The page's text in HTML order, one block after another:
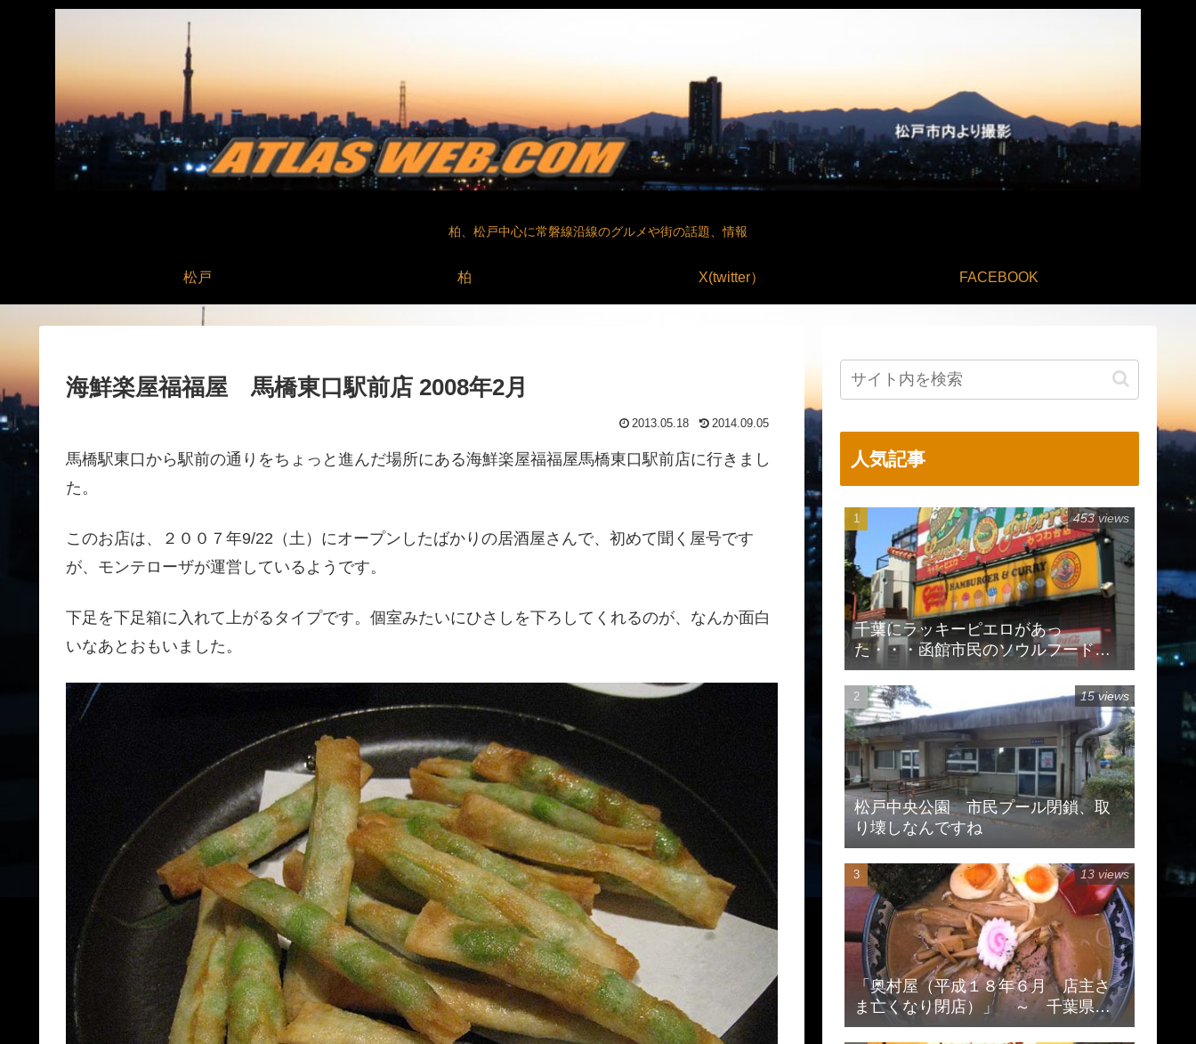
柏、松戸中心に常磐線沿線のグルメや街の話題、情報
松戸 柏 X(twitter） FACEBOOK
海鮮楽屋福福屋 馬橋東口駅前店 2008年2月
2013.05.18 2014.09.05
馬橋駅東口から駅前の通りをちょっと進んだ場所にある海鮮楽屋福福屋馬橋東口駅前店に行きまし
た。
このお店は、２００７年9/22（土）にオープンしたばかりの居酒屋さんで、初めて聞く屋号です
が、モンテローザが運営しているようです。
下足を下足箱に入れて上がるタイプです。個室みたいにひさしを下ろしてくれるのが、なんか面白
いなあとおもいました。
人気記事
千葉にラッキーピエロがあっ
た・・・函館市民のソウルフードで
有名
453 views
松戸中央公園 市民プール閉鎖、取
り壊しなんですね
15 views
「奥村屋（平成１８年６月 店主さ
ま亡くなり閉店）」 ～ 千葉県柏
市豊住
13 views